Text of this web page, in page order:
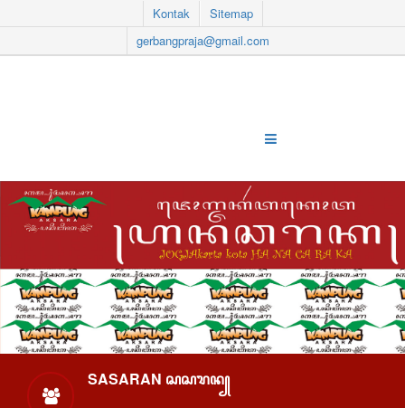
Kontak
Sitemap
gerbangpraja@gmail.com
SASARAN ꦱꦱꦫꦤ꧀